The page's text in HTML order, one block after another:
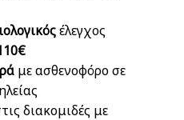
έλεγχος
με ασθενοφόρο σε
διακομιδές με